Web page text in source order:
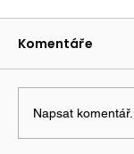
Komentáře
Napsat komentář...